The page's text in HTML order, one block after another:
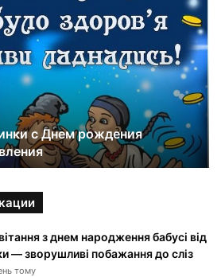
с Днем рождения
з днем народження бабусі від
— зворушливі побажання до сліз
тому